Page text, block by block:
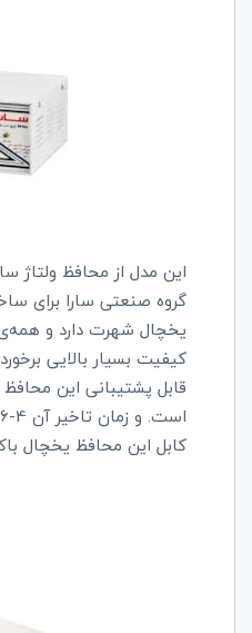
این مدل از محافظ
گروه صنعتی سارا برای
یخچال شهرت دارد و
کیفیت بسیار بالایی
کابل این محافظ یخچال باکیفیت